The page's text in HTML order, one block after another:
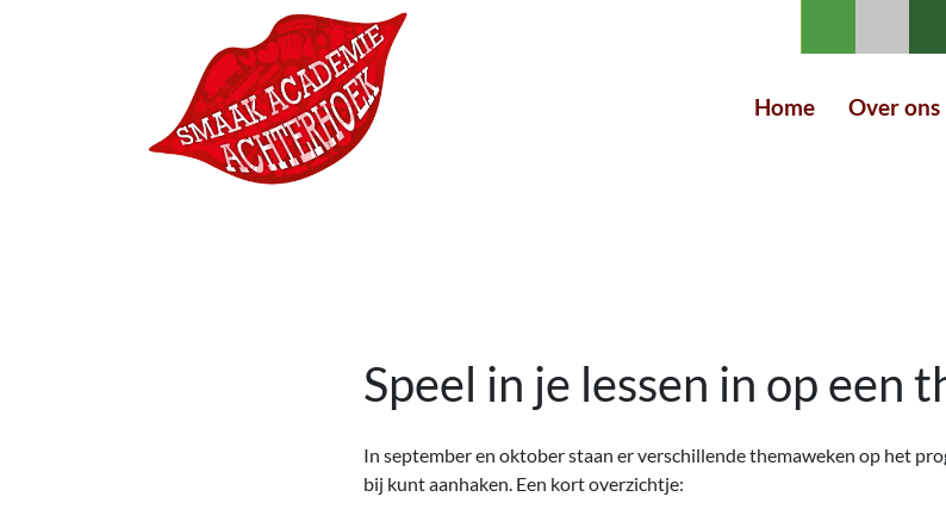
Hoofdnavigatie Home Over ons
Speel in je lessen in op een
In september en oktober staan er verschillende themaweken op het
bij kunt aanhaken. Een kort overzichtje: